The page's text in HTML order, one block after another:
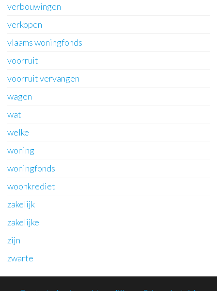
verbouwingen
verkopen
vlaams woningfonds
voorruit
voorruit vervangen
wagen
wat
welke
woning
woningfonds
woonkrediet
zakelijk
zakelijke
zijn
zwarte